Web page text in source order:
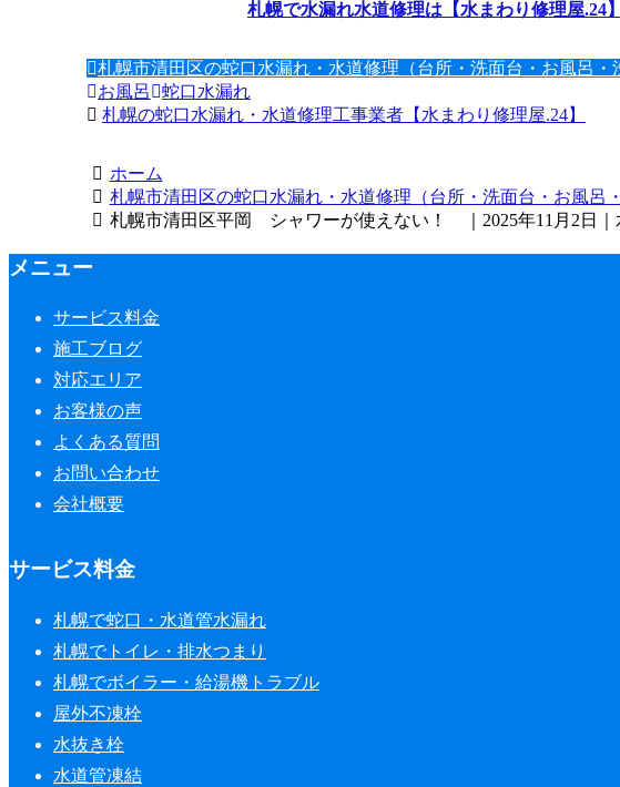
札幌で水漏れ水道修理は【水まわり修理屋.24
札幌市清田区の蛇口水漏れ・水道修理（台所・洗面台・お風呂・
お風呂
蛇口水漏れ
札幌の蛇口水漏れ・水道修理工事業者【水まわり修理屋.24】
ホーム
札幌市清田区の蛇口水漏れ・水道修理（台所・洗面台・お風呂
札幌市清田区平岡 シャワーが使えない！ ｜2025年11月2日｜
メニュー
サービス料金
施工ブログ
対応エリア
お客様の声
よくある質問
お問い合わせ
会社概要
サービス料金
札幌で蛇口・水道管水漏れ
札幌でトイレ・排水つまり
札幌でボイラー・給湯機トラブル
屋外不凍栓
水抜き栓
水道管凍結